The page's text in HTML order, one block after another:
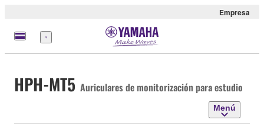
Empresa
Menú
HPH-MT5 Auriculares de monitorización para estudio
Menú